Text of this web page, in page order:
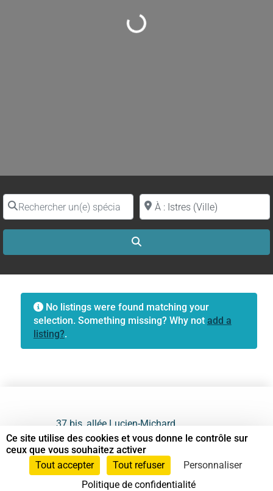
Loading...
Rechercher un(e) spécialiste par nomProche de (ville ou région)
No listings were found matching your
selection. Something missing? Why not add a
listing?.
37 bis, allée Lucien-Michard
93190 Livry-Gargan
06 61 87 28 09
Ce site utilise des cookies et vous donne le contrôle sur
ceux que vous souhaitez activer
Tout accepter
Tout refuser
Personnaliser
Politique de confidentialité